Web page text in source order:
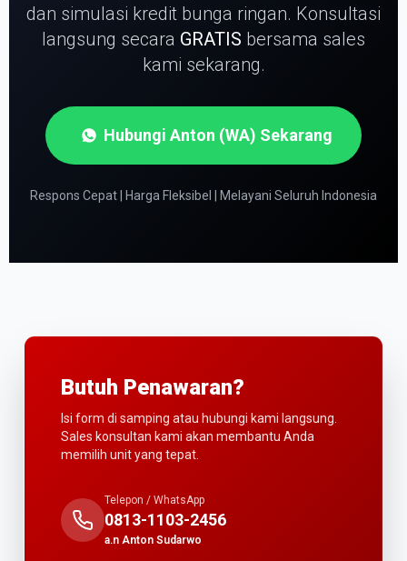
dan simulasi kredit bunga ringan. Konsultasi
langsung secara GRATIS bersama sales
kami sekarang.
Hubungi Anton (WA) Sekarang
Respons Cepat | Harga Fleksibel | Melayani Seluruh Indonesia
Butuh Penawaran?
Isi form di samping atau hubungi kami langsung.
Sales konsultan kami akan membantu Anda
memilih unit yang tepat.
Telepon / WhatsApp
0813-1103-2456
a.n Anton Sudarwo